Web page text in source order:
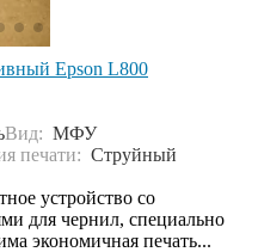
Epson L800
Вид: МФУ
печати: Струйный
устройство со
для чернил, специально
экономичная печать...